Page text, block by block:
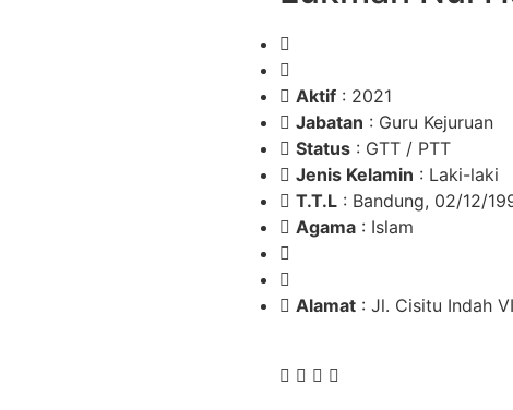
Aktif : 2021
Jabatan : Guru Kejuruan
Status : GTT / PTT
Jenis Kelamin : Laki-laki
T.T.L : Bandung, 02/12/
Agama : Islam
Alamat : Jl. Cisitu Indah